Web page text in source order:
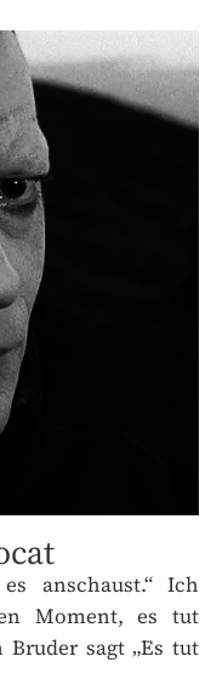
anschaust.“ Ich
Moment, es tut
sagt „Es tut